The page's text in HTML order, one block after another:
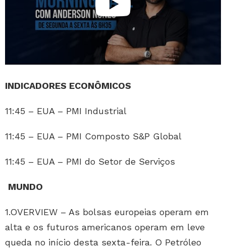
INDICADORES ECONÔMICOS
11:45 – EUA – PMI Industrial
11:45 – EUA – PMI Composto S&P Global
11:45 – EUA – PMI do Setor de Serviços
MUNDO
1.OVERVIEW – As bolsas europeias operam em
alta e os futuros americanos operam em leve
queda no início desta sexta-feira. O Petróleo